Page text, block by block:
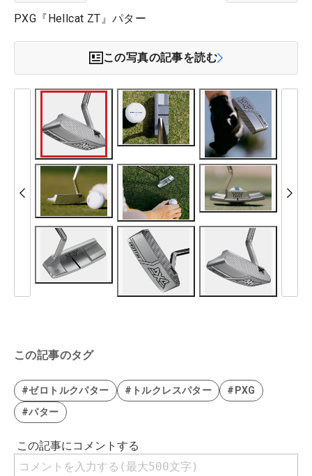
PXG『Hellcat ZT』パター
この写真の記事を読む
この記事のタグ
#ゼロトルクパター #トルクレスパター
#PXG
#パター